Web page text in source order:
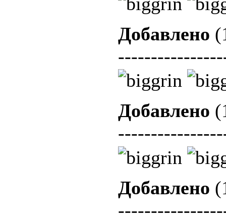
Добавлено
Добавлено
Добавлено